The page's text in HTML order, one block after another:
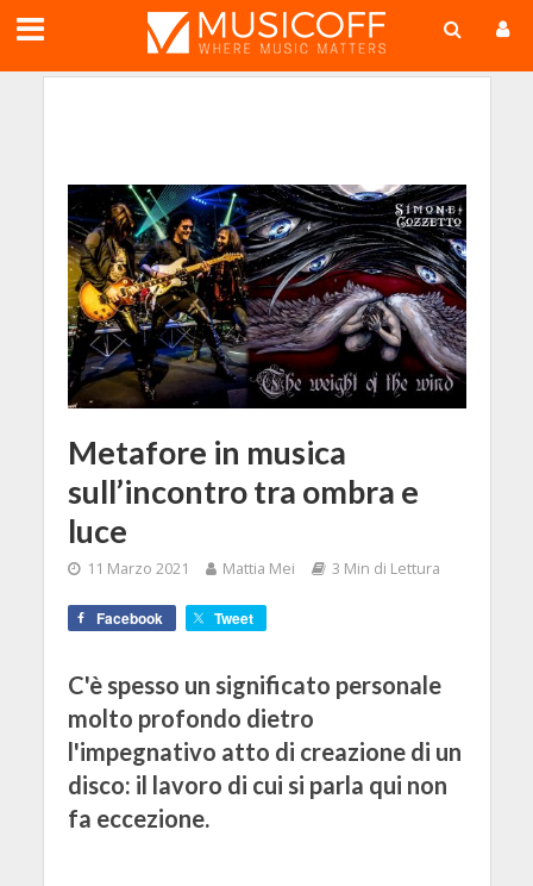
Metafore in musica
sull’incontro tra ombra e
luce
11 Marzo 2021 Mattia Mei 3 Min di Lettura
Facebook Tweet
C'è spesso un significato personale
molto profondo dietro
l'impegnativo atto di creazione di un
disco: il lavoro di cui si parla qui non
fa eccezione.